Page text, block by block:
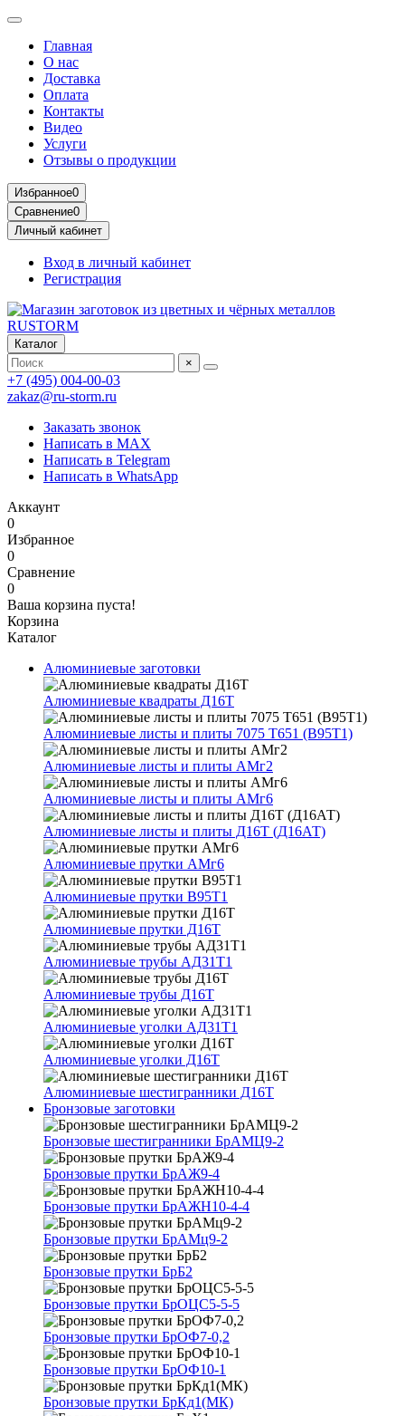
Главная
О нас
Доставка
Оплата
Контакты
Видео
Услуги
Отзывы о продукции
Избранное0
Сравнение0
Личный кабинет
Вход в личный кабинет
Регистрация
Каталог
×
+7 (495) 004-00-03
zakaz@ru-storm.ru
Заказать звонок
Написать в MAX
Написать в Telegram
Написать в WhatsApp
Аккаунт
0
Избранное
0
Сравнение
0
Ваша корзина пуста!
Корзина
Каталог
Алюминиевые заготовки
Алюминиевые квадраты Д16Т
Алюминиевые листы и плиты 7075 Т651 (В95Т1)
Алюминиевые листы и плиты АМг2
Алюминиевые листы и плиты АМг6
Алюминиевые листы и плиты Д16Т (Д16АТ)
Алюминиевые прутки АМг6
Алюминиевые прутки В95Т1
Алюминиевые прутки Д16Т
Алюминиевые трубы АД31Т1
Алюминиевые трубы Д16Т
Алюминиевые уголки АД31Т1
Алюминиевые уголки Д16Т
Алюминиевые шестигранники Д16Т
Бронзовые заготовки
Бронзовые шестигранники БрАМЦ9-2
Бронзовые прутки БрАЖ9-4
Бронзовые прутки БрАЖН10-4-4
Бронзовые прутки БрАМц9-2
Бронзовые прутки БрБ2
Бронзовые прутки БрОЦС5-5-5
Бронзовые прутки БрОФ7-0,2
Бронзовые прутки БрОФ10-1
Бронзовые прутки БрКд1(МК)